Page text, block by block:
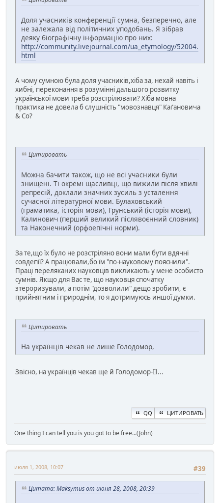
Доля учасників конференції сумна, безперечно, але
не залежала від політичних уподобань. Я зібрав
деяку біографічну інформацію про них:
http://community.livejournal.com/ua_etymology/52004.
html
А чому сумною була доля учасників,хіба за, нехай навіть і
хибні, переконання в розумінні дальшого розвитку
української мови треба розстрілювати? Хіба мовна
практика не довела б слушність "мовознавця" Каґановича
& Co?
Цитировать
Можна бачити також, що не всі учасники були
знищені. Ті окремі щасливці, що вижили після хвилі
репресій, доклали значних зусиль з усталення
сучасної літературної мови. Булаховський
(граматика, історія мови), Грунський (історія мови),
Калинович (перший великий післявоєнний словник)
та Наконечний (орфоепічні норми).
За те,що їх було не розстріляно вони мали бути вдячні
совдепії? А працювали,бо їм "по-науковому пояснили".
Праці переляканих науковців викликають у мене особисто
сумнів. Якщо для Вас те, що науковця спочатку
зтероризували, а потім "дозволили" дещо зробити, є
прийнятним і природнім, то я дотримуюсь иншої думки.
Цитировать
На українців чекав не лише Голодомор,
Звісно, на українців чекав ще й Голодомор-ІІ...
QQ ЦИТИРОВАТЬ
One thing I can tell you is you got to be free...(John)
#39
июля 1, 2008, 10:07
Цитата: Maksymus от июня 28, 2008, 20:39